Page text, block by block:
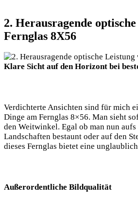
2. Herausragende
Fernglas 8X56
Klare Sicht auf den Horizont bei
Verdichterte Ansichten sind für mich
Dinge am Fernglas 8×56. Man sieht
den Weitwinkel. Egal ob man nun
Landschaften bestaunt oder auf den
dieses Fernglas bietet eine
Außerordentliche Bildqualität